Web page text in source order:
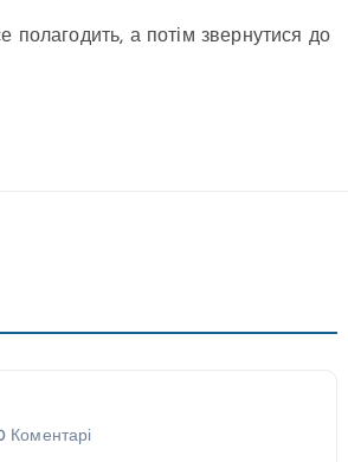
полагодить, а потім звернутися до
Коментарі